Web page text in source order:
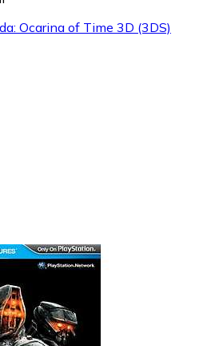
Ocarina of Time 3D (3DS)